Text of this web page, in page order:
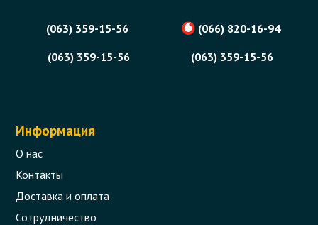
(063) 359-15-56
(066) 820-16-94
(063) 359-15-56
(063) 359-15-56
Информация
О нас
Контакты
Доставка и оплата
Сотрудничество